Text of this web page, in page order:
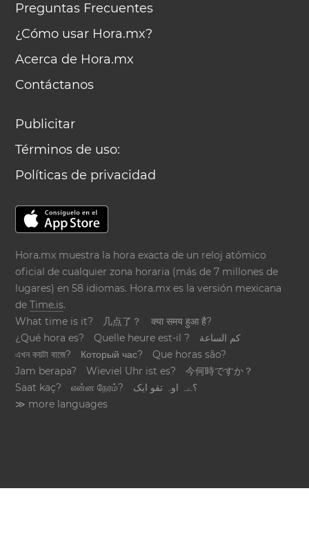
Preguntas Frecuentes
¿Cómo usar Hora.mx?
Acerca de Hora.mx
Contáctanos
Publicitar
Términos de uso:
Políticas de privacidad
Hora.mx muestra la hora exacta de un reloj atómico
oficial de cualquier zona horaria (más de 7 millones de
lugares) en 58 idiomas. Hora.mx es la versión mexicana
deTime.is.
What time is it?
几点了？
क्या समय हुआ है?
¿Qué hora es?
Quelle heure est-il ?
كم الساعة
এখন কয়টা বাজে?
Который час?
Que horas são?
Jam berapa?
Wieviel Uhr ist es?
今何時ですか？
Saat kaç?
என்ன நேரம்?
؟ےہ اوہ تقو ایک
≫ more languages